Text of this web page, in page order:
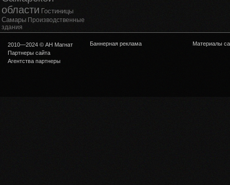
области Гостиницы
Самары Производственные
здания
2010—2024 © АН Магнат
Партнеры сайта
Агентства партнеры
Баннерная реклама Материалы